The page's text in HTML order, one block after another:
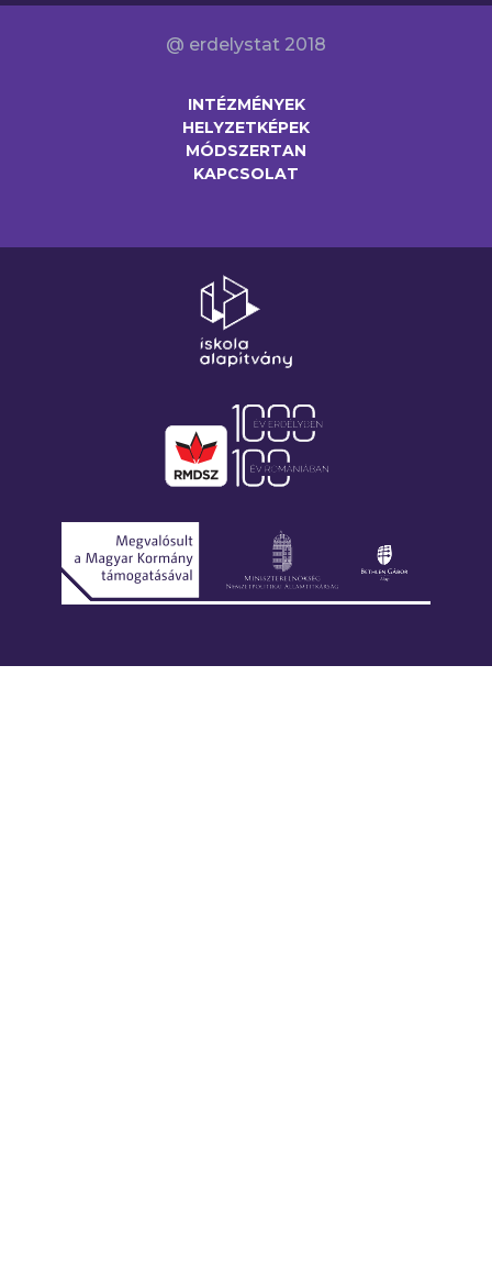
@ erdelystat 2018
INTÉZMÉNYEK
HELYZETKÉPEK
MÓDSZERTAN
KAPCSOLAT